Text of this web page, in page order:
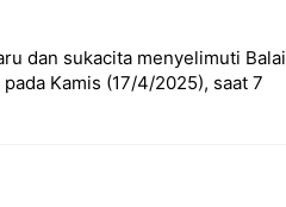
dan sukacita menyelimuti Balai
Kamis (17/4/2025), saat 7